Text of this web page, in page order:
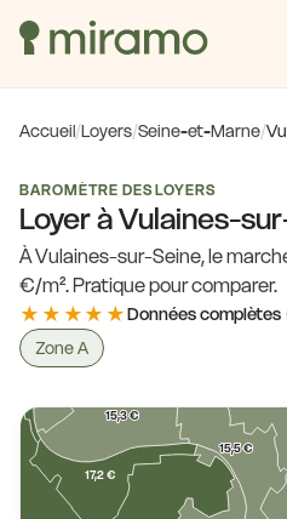
Accueil/Loyers/Seine-et-Marne/
BAROMÈTRE DES LOYERS
Loyer à Vulaines-
À Vulaines-sur-Seine, le
€/m². Pratique pour comparer.
★★★★★Données complètes
Zone A
17,2 €
15,3 €
15,5 €
16,0 €
15,8 €
€
16,0 €
16,4 €
15,2 €
16,7 €